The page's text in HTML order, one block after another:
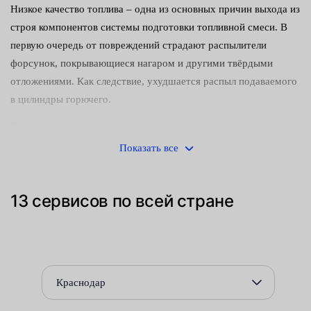
Низкое качество топлива – одна из основных причин выхода из
строя компонентов системы подготовки топливной смеси. В
первую очередь от повреждений страдают распылители
форсунок, покрывающиеся нагаром и другими твёрдыми
отложениями. Как следствие, ухудшается распыл подаваемого
в цилиндры горючего.
увеличению расхода топлива и количества вредных
веществ, содержащихся в выхлопных газах.
Показать все
13 сервисов по всей стране
Краснодар